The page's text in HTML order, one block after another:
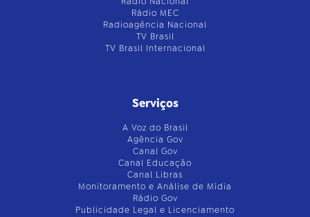
Rádio MEC
Radioagência Nacional
TV Brasil
TV Brasil Internacional
Serviços
A Voz do Brasil
Agência Gov
Canal Gov
Canal Educação
Canal Libras
Monitoramento e Análise de Mídia
Rádio Gov
Publicidade Legal e Licenciamento